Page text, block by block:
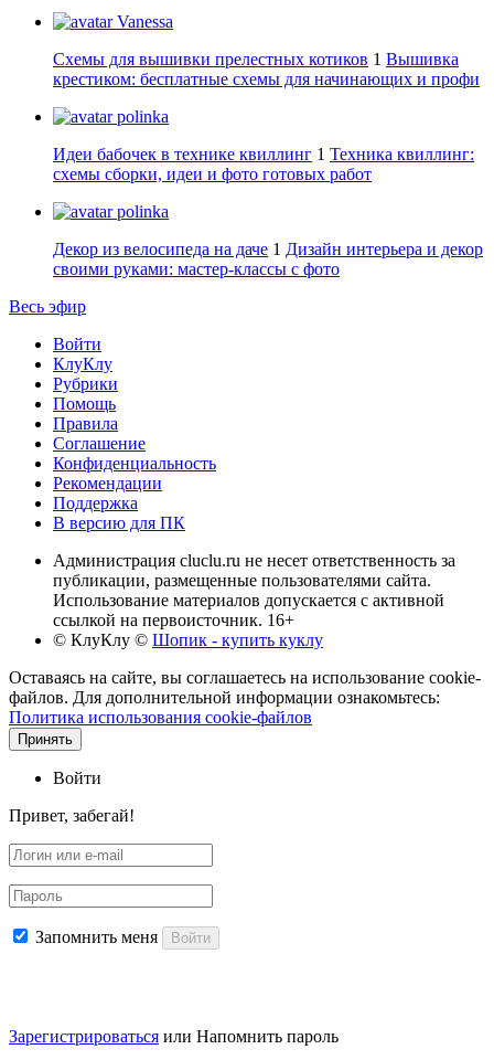
Vanessa
Схемы для вышивки прелестных котиков 1 Вышивка
крестиком: бесплатные схемы для начинающих и профи
polinka
Идеи бабочек в технике квиллинг 1 Техника квиллинг:
схемы сборки, идеи и фото готовых работ
polinka
Декор из велосипеда на даче 1 Дизайн интерьера и декор
своими руками: мастер-классы с фото
Весь эфир
Войти
КлуКлу
Рубрики
Помощь
Правила
Соглашение
Конфиденциальность
Рекомендации
Поддержка
В версию для ПК
Администрация cluclu.ru не несет ответственность за
публикации, размещенные пользователями сайта.
Использование материалов допускается с активной
ссылкой на первоисточник. 16+
© КлуКлу © Шопик - купить куклу
Оставаясь на сайте, вы соглашаетесь на использование cookie-
файлов. Для дополнительной информации ознакомьтесь:
Политика использования cookie-файлов
Принять
Войти
Привет, забегай!
Запомнить меня Войти
Зарегистрироваться или Напомнить пароль